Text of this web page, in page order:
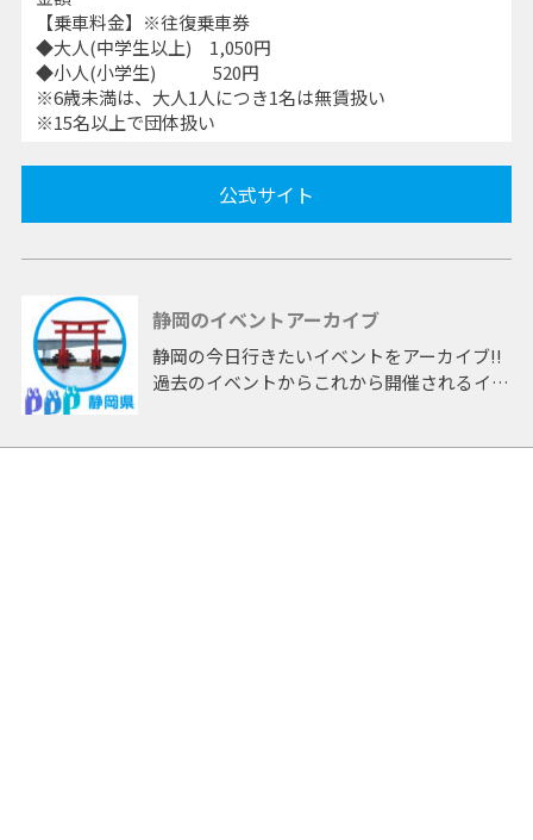
【乗車料金】※往復乗車券
◆大人(中学生以上) 1,050円
◆小人(小学生) 520円
※6歳未満は、大人1人につき1名は無賃扱い
※15名以上で団体扱い
公式サイト
静岡のイベントアーカイブ
静岡の今日行きたいイベントをアーカイブ!!
過去のイベントからこれから開催されるイベ